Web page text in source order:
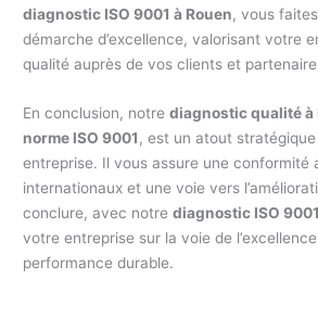
diagnostic ISO 9001 à Rouen, vous
démarche d’excellence, valorisant votre
qualité auprès de vos clients et
En conclusion, notrediagnostic qualité à
norme ISO 9001 , est un atout
entreprise. Il vous assure une conformité
internationaux et une voie vers
conclure, avec notrediagnostic ISO
votre entreprise sur la voie de
performance durable.